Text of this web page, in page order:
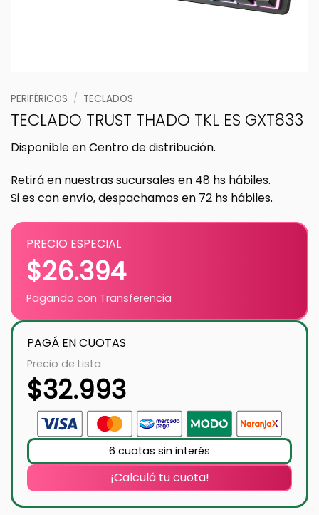
PERIFÉRICOS / TECLADOS
TECLADO TRUST THADO TKL ES GXT833
Disponible en Centro de distribución.
Retirá en nuestras sucursales en 48 hs hábiles.
Si es con envío, despachamos en 72 hs hábiles.
PRECIO ESPECIAL
$26.394
Pagando con Transferencia
PAGÁ EN CUOTAS
Precio de Lista
$32.993
6 cuotas sin interés
¡Calculá tu cuota!